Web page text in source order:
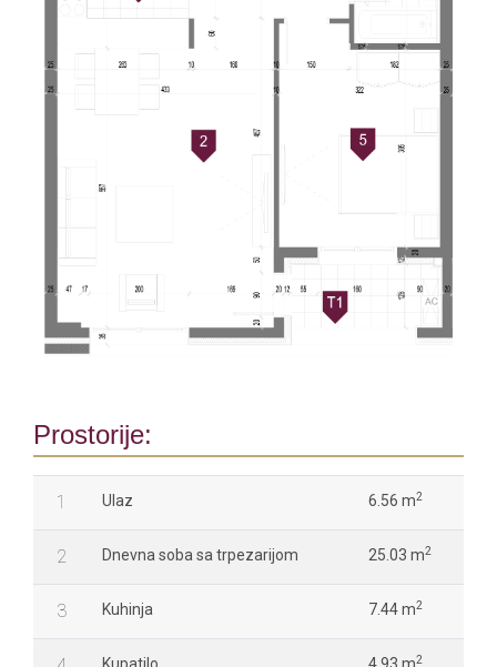
Prostorije:
1 Ulaz 6.56 m2
2 Dnevna soba sa trpezarijom 25.03 m2
3 Kuhinja 7.44 m2
2